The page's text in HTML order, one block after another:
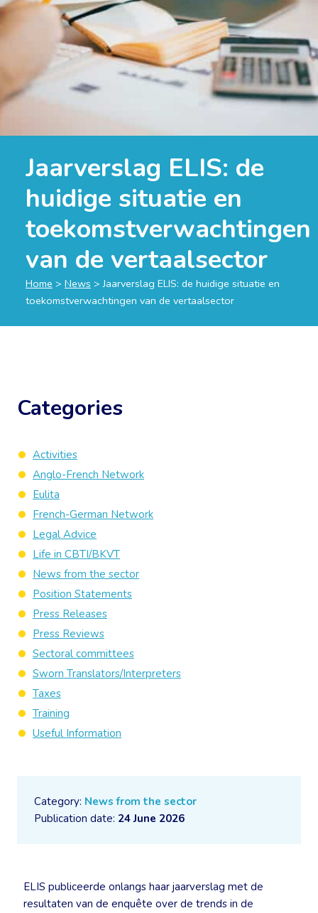
Jaarverslag ELIS: de
huidige situatie en
toekomstverwachtingen
van de vertaalsector
Home > News >Jaarverslag ELIS: de huidige situatie en
toekomstverwachtingen van de vertaalsector
Category: News from the sector
Publication date: 24 June 2026
ELIS publiceerde onlangs haar jaarverslag met de
resultaten van de enquête over de trends in de
Categories
Activities
Anglo-French Network
Eulita
French-German Network
Legal Advice
Life in CBTI/BKVT
News from the sector
Position Statements
Press Releases
Press Reviews
Sectoral committees
Sworn Translators/Interpreters
Taxes
Training
Useful Information